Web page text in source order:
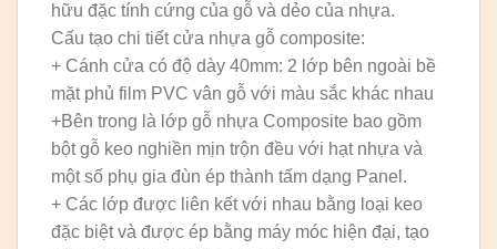
hữu đặc tính cứng của gỗ và dẻo của nhựa.
Cấu tạo chi tiết cửa nhựa gỗ composite:
+ Cánh cửa có độ dày 40mm: 2 lớp bên ngoài bề
mặt phủ film PVC vân gỗ với màu sắc khác nhau
+Bên trong là lớp gỗ nhựa Composite bao gồm
bột gỗ keo nghiền mịn trộn đều với hạt nhựa và
một số phụ gia đùn ép thành tấm dạng Panel.
+ Các lớp được liên kết với nhau bằng loại keo
đặc biệt và được ép bằng máy móc hiện đại, tạo